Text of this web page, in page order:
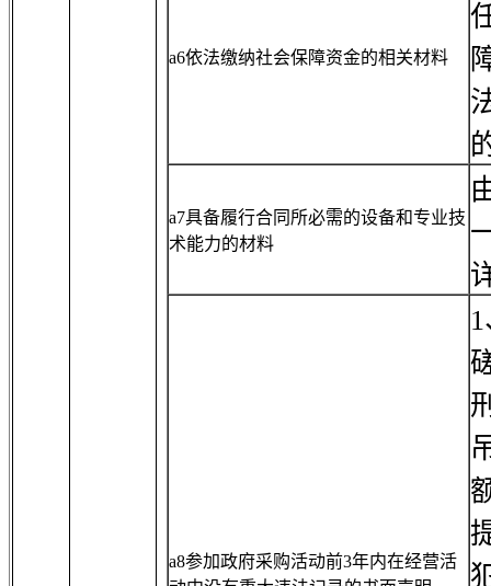
a6依法缴纳社会保障资金的相关材料
a7具备履行合同所必需的设备和专业技
术能力的材料
a8参加政府采购活动前3年内在经营活